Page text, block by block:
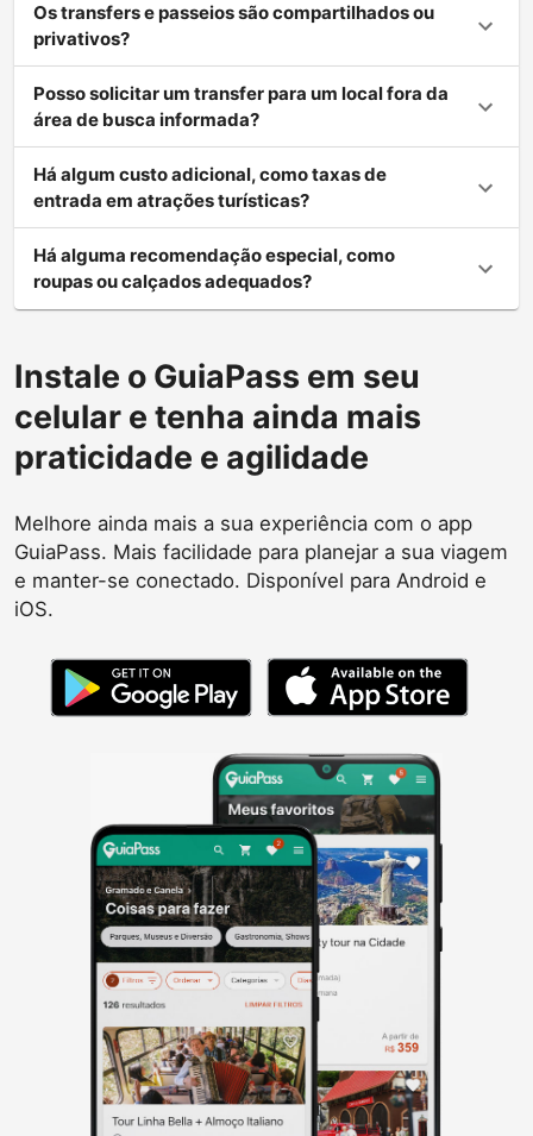
Os transfers e passeios são compartilhados ou
privativos?
Posso solicitar um transfer para um local fora da
área de busca informada?
Há algum custo adicional, como taxas de
entrada em atrações turísticas?
Há alguma recomendação especial, como
roupas ou calçados adequados?
Instale o GuiaPass em seu
celular e tenha ainda mais
praticidade e agilidade
Melhore ainda mais a sua experiência com o app
GuiaPass. Mais facilidade para planejar a sua viagem
e manter-se conectado. Disponível para Android e
iOS.